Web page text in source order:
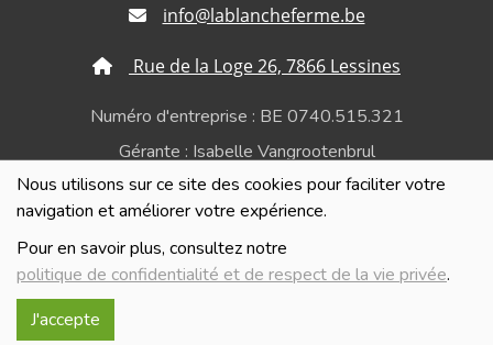
Nous utilisons sur ce site des cookies pour faciliter votre
navigation et améliorer votre expérience.
Pour en savoir plus, consultez notre
politique de confidentialité et de respect de la vie privée.
J'accepte
info@lablancheferme.be
Rue de la Loge 26, 7866 Lessines
Numéro d'entreprise : BE 0740.515.321
Gérante : Isabelle Vangrootenbrul
Politique de confidentialité et de respect de la vie
privée